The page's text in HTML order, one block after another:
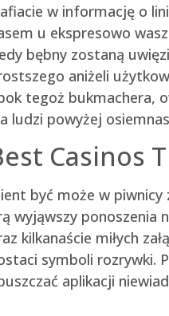
w informację o
u ekspresowo
bębny zostaną
aniżeli
tegoż bukmachera,
ludzi powyżej
Casinos
być może w
wyjąwszy ponoszenia
kilkanaście miłych
symboli rozrywki.
aplikacji